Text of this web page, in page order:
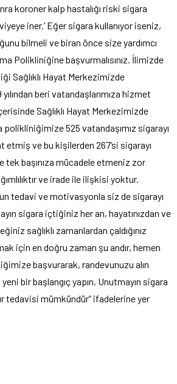
koroner kalp hastalığı riski sigara
iner.’ Eğer sigara kullanıyor iseniz,
bilmeli ve biran önce size yardımcı
Polikliniğine başvurmalısınız. İlimizde
Sağlıklı Hayat Merkezimizde
beri vatandaşlarımıza hizmet
Sağlıklı Hayat Merkezimizde
polikliniğimize 525 vatandaşımız sigarayı
etmiş ve bu kişilerden 267’si sigarayı
tek başınıza mücadele etmeniz zor
ve irade ile ilişkisi yoktur.
tedavi ve motivasyonla siz de sigarayı
sigara içtiğiniz her an, hayatınızdan ve
sağlıklı zamanlardan çaldığınız
için en doğru zaman şu andır, hemen
başvurarak, randevunuzu alın
bir başlangıç yapın, Unutmayın sigara
tedavisi mümkündür” ifadelerine yer